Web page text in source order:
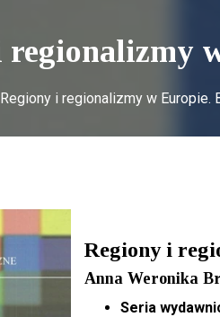
regionalizmy
Regiony i regionalizmy w Europie.
Regiony i
Anna Weronika
Seria